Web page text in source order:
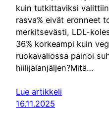
kuin tutkittaviksi
rasva% eivät eronneet
merkitsevästi, LDL-
36% korkeampi kuin
ruokavaliossa painoi
hiilijalanjäljen?Mitä…
Lue artikkeli
16.11.2025